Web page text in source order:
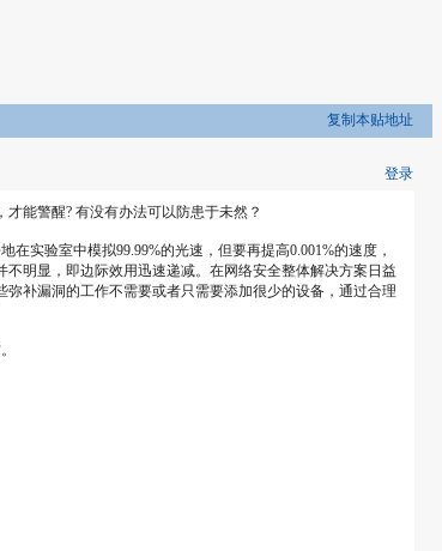
复制本贴地址
登录
能警醒? 有没有办法可以防患于未然？
实验室中模拟99.99%的光速，但要再提高0.001%的速度，
明显，即边际效用迅速递减。在网络安全整体解决方案日益
补漏洞的工作不需要或者只需要添加很少的设备，通过合理